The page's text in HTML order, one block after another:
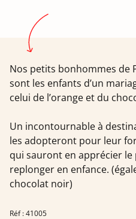
Nos petits bonhommes de
sont les enfants d’un
celui de l’orange et du
Un incontournable à
les adopteront pour leur
qui sauront en apprécier
replonger en enfance.
chocolat noir)
Réf : 41005